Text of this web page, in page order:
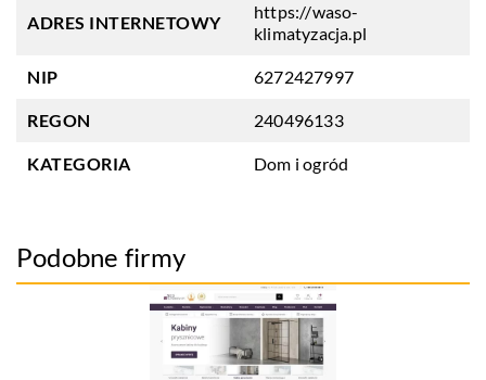
ADRES INTERNETOWY
https://waso-
klimatyzacja.pl
NIP 6272427997
REGON 240496133
KATEGORIA Dom i ogród
Podobne firmy